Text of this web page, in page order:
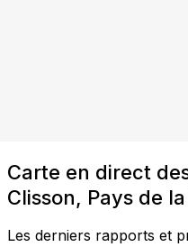
Carte en direct
Clisson, Pays de
Les derniers rapports et